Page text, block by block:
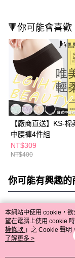
🔻你可能會喜歡
【廠商直送】KS-棉
中腰褲4件組
NT$309
NT$400
你可能有興趣的
熱門標籤
本網站中使用 cookie，欲
望在電腦上使用 cookie
權條款 」之 Cookie 聲明
用條款之 Cookie 聲明使
了解更多 >